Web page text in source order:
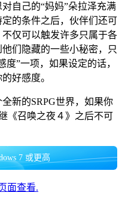
自己的“妈妈”朵拉泽充满
的条件之后，伙伴们还可
仅可以触发许多只属于各
们隐藏的一些小秘密，只
”一项，如果设定的话，
好感度。
新的SRPG世界，如果你
《召唤之夜４》之后不可
7 或更高
面查看.